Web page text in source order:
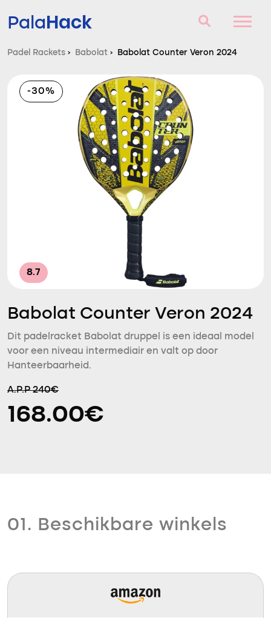
PalaHack
Padel Rackets
Vragen en antwoorden
Vergelijker
Padel Rackets › Babolat › Babolat Counter Veron 2024
-30%
8.7
Babolat Counter Veron 2024
Dit padelracket Babolat druppel is een ideaal model
voor een niveau intermediair en valt op door
Hanteerbaarheid.
A.P.P 240€
168.00€
01. Beschikbare winkels